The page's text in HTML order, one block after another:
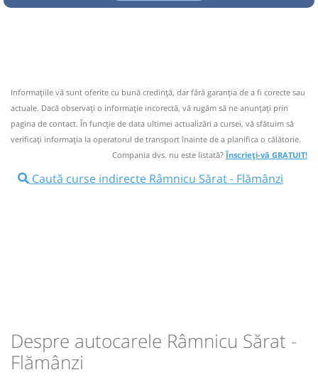
Apetrans
lucrarilor la carosabil. Pentru pasagerii care urca de pe
traseu, va rugam sa contactati telefonic conducatorii auto.
0742743426 Pentru imbarcarea de la Aeroport Otopeni,
autocarul va poate ast
Semnalați aici (12 comentarii)
NOU!Pune poze din călătoria ta
Durată:
3h55min
Zile de circulație:
Informaţiile vă sunt oferite cu bună credinţă, dar fără garanţia de a fi corecte sau
actuale. Dacă observați o informaţie incorectă, vă rugăm să ne anunțați prin
pagina de contact. În funcție de data ultimei actualizări a cursei, vă sfătuim să
verificaţi informaţia la operatorul de transport înainte de a planifica o călătorie.
Compania dvs. nu este listată?Înscrieți-vă GRATUIT!
Caută curse indirecte Râmnicu Sărat - Flămânzi
Despre autocarele Râmnicu Sărat -
Flămânzi